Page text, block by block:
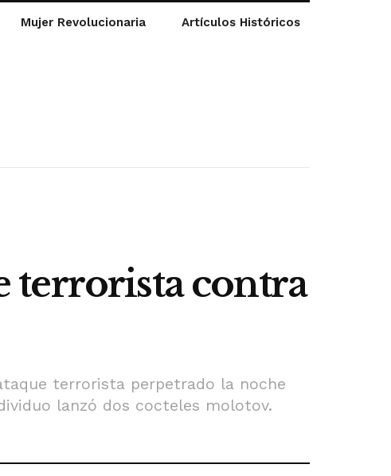
Mujer Revolucionaria Artículos Históricos
terrorista contra
terrorista perpetrado la noche
lanzó dos cocteles molotov.